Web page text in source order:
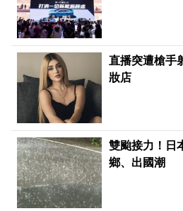
直播突遭槍手
妝店
雙颱接力！日
鄉、出國潮